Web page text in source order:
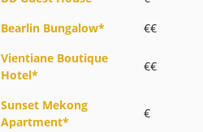
Bearlin Bungalow* €€
Vientiane Boutique
Hotel*
€€
Sunset Mekong
Apartment*
€